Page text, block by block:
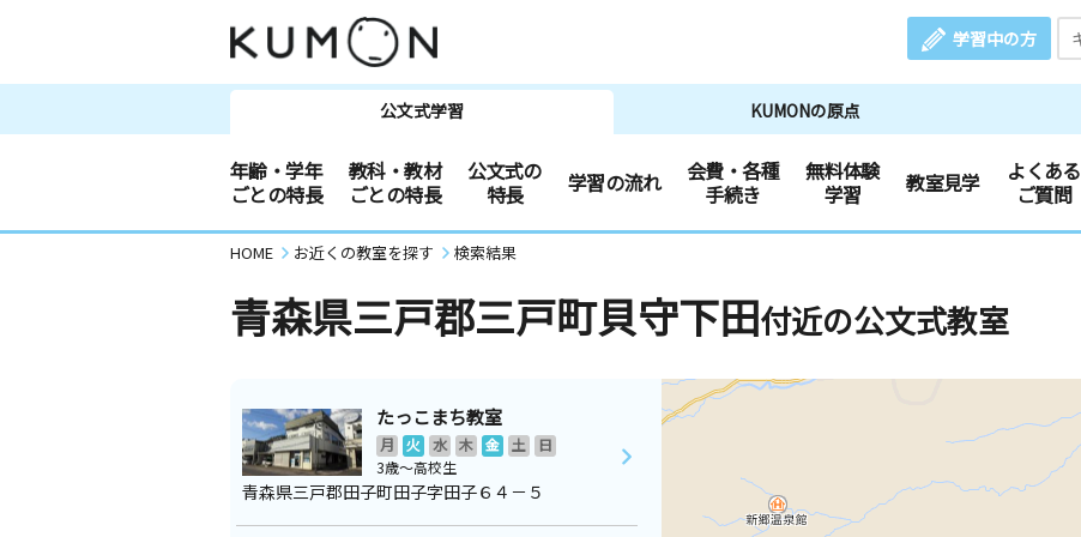
学習中の方
公文式学習 KUMONの原点
年齢・学年
ごとの特長
教科・教材
ごとの特長
公文式の
特長
学習の流れ
会費・各種
手続き
無料体験
学習
教室見学
よくある
ご質問
HOME お近くの教室を探す 検索結果
青森県三戸郡三戸町貝守下田付近の公文式教室
たっこまち教室
月 火 水 木 金 土
日
3歳～高校生
青森県三戸郡田子町田子字田子６４－５